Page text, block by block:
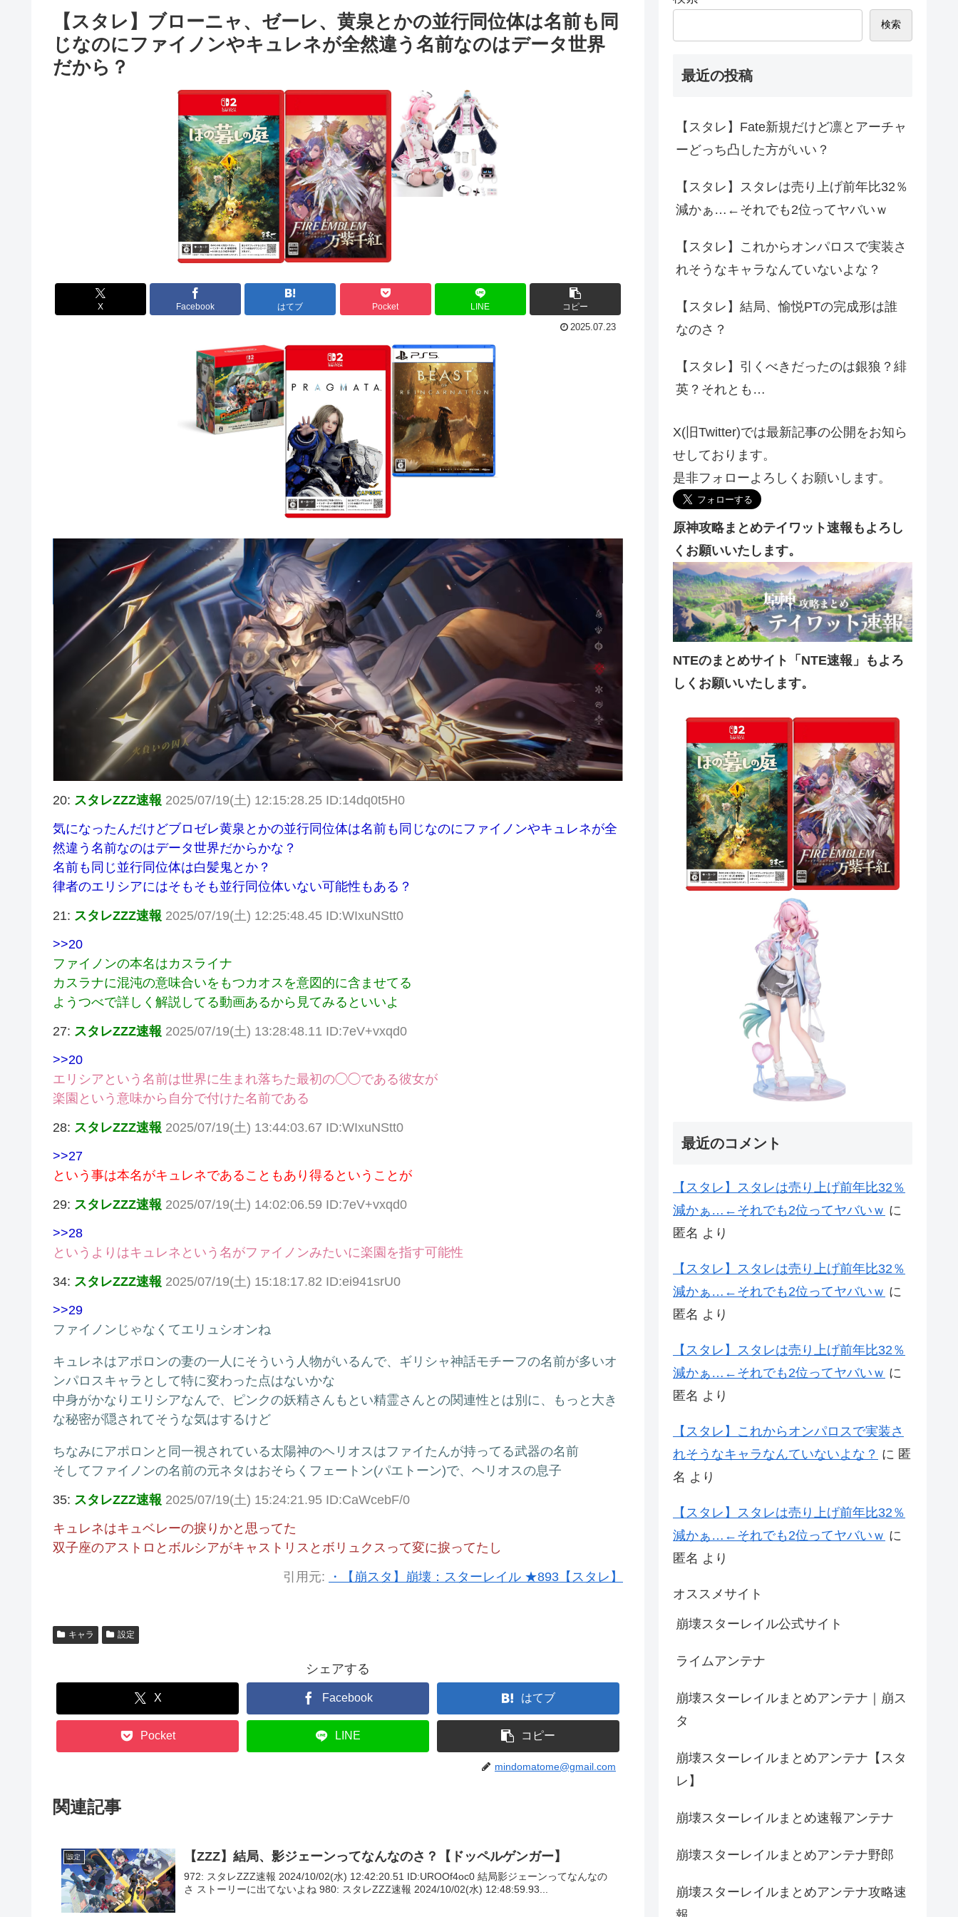
【スタレ】ブローニャ、ゼーレ、黄泉とかの並行同位体は名前も同
じなのにファイノンやキュレネが全然違う名前なのはデータ世界
だから？
X Facebook はてブ Pocket LINE コピー
2025.07.23
20: スタレZZZ速報 2025/07/19(土) 12:15:28.25 ID:14dq0t5H0
気になったんだけどブロゼレ黄泉とかの並行同位体は名前も同じなのにファイノンやキュレネが全
然違う名前なのはデータ世界だからかな？
名前も同じ並行同位体は白髪鬼とか？
律者のエリシアにはそもそも並行同位体いない可能性もある？
21: スタレZZZ速報 2025/07/19(土) 12:25:48.45 ID:WIxuNStt0
>>20
ファイノンの本名はカスライナ
カスラナに混沌の意味合いをもつカオスを意図的に含ませてる
ようつべで詳しく解説してる動画あるから見てみるといいよ
27: スタレZZZ速報 2025/07/19(土) 13:28:48.11 ID:7eV+vxqd0
>>20
エリシアという名前は世界に生まれ落ちた最初の◯◯である彼女が
楽園という意味から自分で付けた名前である
28: スタレZZZ速報 2025/07/19(土) 13:44:03.67 ID:WIxuNStt0
>>27
という事は本名がキュレネであることもあり得るということが
29: スタレZZZ速報 2025/07/19(土) 14:02:06.59 ID:7eV+vxqd0
>>28
というよりはキュレネという名がファイノンみたいに楽園を指す可能性
34: スタレZZZ速報 2025/07/19(土) 15:18:17.82 ID:ei941srU0
>>29
ファイノンじゃなくてエリュシオンね
キュレネはアポロンの妻の一人にそういう人物がいるんで、ギリシャ神話モチーフの名前が多いオ
ンパロスキャラとして特に変わった点はないかな
中身がかなりエリシアなんで、ピンクの妖精さんもとい精霊さんとの関連性とは別に、もっと大き
な秘密が隠されてそうな気はするけど
ちなみにアポロンと同一視されている太陽神のヘリオスはファイたんが持ってる武器の名前
そしてファイノンの名前の元ネタはおそらくフェートン(パエトーン)で、ヘリオスの息子
35: スタレZZZ速報 2025/07/19(土) 15:24:21.95 ID:CaWcebF/0
キュレネはキュベレーの捩りかと思ってた
双子座のアストロとボルシアがキャストリスとボリュクスって変に捩ってたし
引用元: ・【崩スタ】崩壊：スターレイル ★893【スタレ】
キャラ 設定
シェアする
X Facebook はてブ
Pocket LINE コピー
mindomatome@gmail.com
関連記事
設定 【ZZZ】結局、影ジェーンってなんなのさ？【ドッペルゲンガー】
972: スタレZZZ速報 2024/10/02(水) 12:42:20.51 ID:UROOf4oc0 結局影ジェーンってなんなの
さ ストーリーに出てないよね 980: スタレZZZ速報 2024/10/02(水) 12:48:59.93...
検索
最近の投稿
【スタレ】Fate新規だけど凛とアーチャ
ーどっち凸した方がいい？
【スタレ】スタレは売り上げ前年比32％
減かぁ…←それでも2位ってヤバいｗ
【スタレ】これからオンパロスで実装さ
れそうなキャラなんていないよな？
【スタレ】結局、愉悦PTの完成形は誰
なのさ？
【スタレ】引くべきだったのは銀狼？緋
英？それとも…
X(旧Twitter)では最新記事の公開をお知ら
せしております。
是非フォローよろしくお願いします。
原神攻略まとめテイワット速報もよろし
くお願いいたします。
NTEのまとめサイト「NTE速報」もよろ
しくお願いいたします。
最近のコメント
【スタレ】スタレは売り上げ前年比32％
減かぁ…←それでも2位ってヤバいｗ に
匿名 より
【スタレ】スタレは売り上げ前年比32％
減かぁ…←それでも2位ってヤバいｗ に
匿名 より
【スタレ】スタレは売り上げ前年比32％
減かぁ…←それでも2位ってヤバいｗ に
匿名 より
【スタレ】これからオンパロスで実装さ
れそうなキャラなんていないよな？ に 匿
名 より
【スタレ】スタレは売り上げ前年比32％
減かぁ…←それでも2位ってヤバいｗ に
匿名 より
オススメサイト
崩壊スターレイル公式サイト
ライムアンテナ
崩壊スターレイルまとめアンテナ｜崩ス
タ
崩壊スターレイルまとめアンテナ【スタ
レ】
崩壊スターレイルまとめ速報アンテナ
崩壊スターレイルまとめアンテナ野郎
崩壊スターレイルまとめアンテナ攻略速